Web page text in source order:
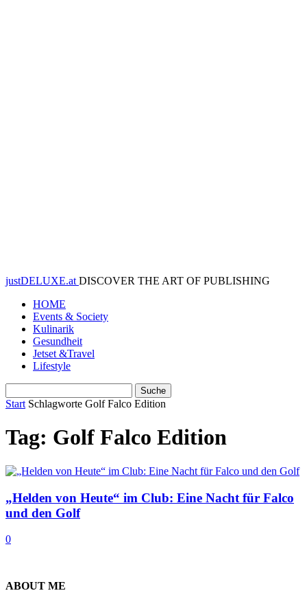
justDELUXE.at DISCOVER THE ART OF PUBLISHING
HOME
Events & Society
Kulinarik
Gesundheit
Jetset &Travel
Lifestyle
Start Schlagworte Golf Falco Edition
Tag: Golf Falco Edition
„Helden von Heute“ im Club: Eine Nacht für Falco
und den Golf
0
ABOUT ME